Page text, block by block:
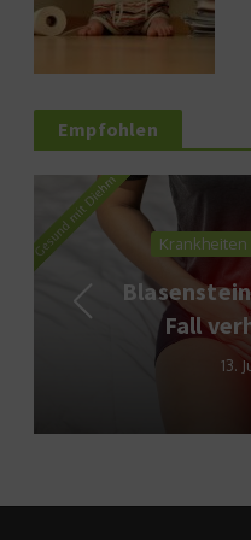
Empfohlen
Fall
13.